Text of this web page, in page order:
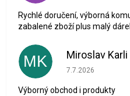
Rychlé doručení, výborná
zabalené zboží plus malý
MK Miroslav Karli
Hodnocení
7.7.2026
Výborný obchod i produkty